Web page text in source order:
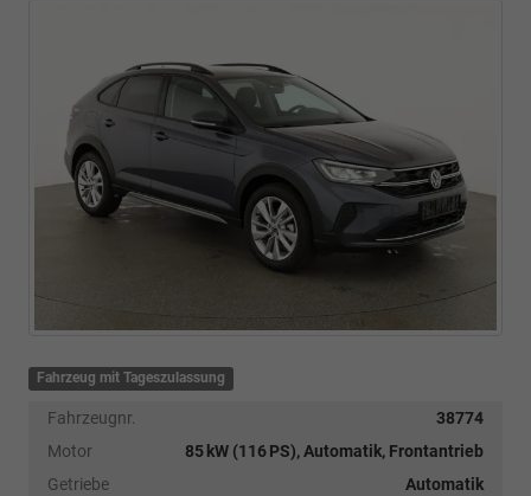
Fahrzeug mit Tageszulassung
Fahrzeugnr.
38774
Motor
85 kW (116 PS), Automatik, Frontantrieb
Getriebe
Automatik